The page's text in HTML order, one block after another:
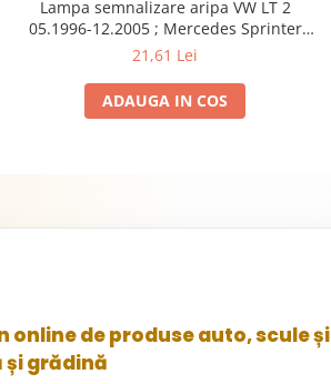
Lampa semnalizare aripa VW LT 2
05.1996-12.2005 ; Mercedes Sprinter
1995-2002, 512D-814 DA; Actros 1996-
Starliner,Centroliner, Cityliner;
21,61 Lei
ADAUGA IN COS
online de produse auto, scule și
grădină